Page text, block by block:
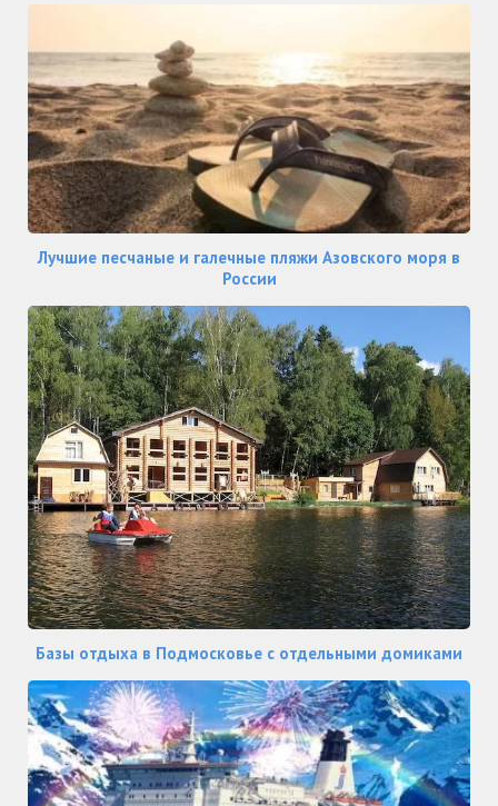
Лучшие песчаные и галечные пляжи Азовского моря в
России
Базы отдыха в Подмосковье с отдельными домиками